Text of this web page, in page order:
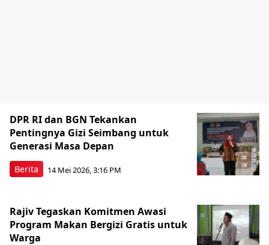
Berita
DPR RI dan BGN Tekankan
Pentingnya Gizi Seimbang untuk
Generasi Masa Depan
14 Mei 2026, 3:16 PM
Rajiv Tegaskan Komitmen Awasi
Program Makan Bergizi Gratis untuk
Warga